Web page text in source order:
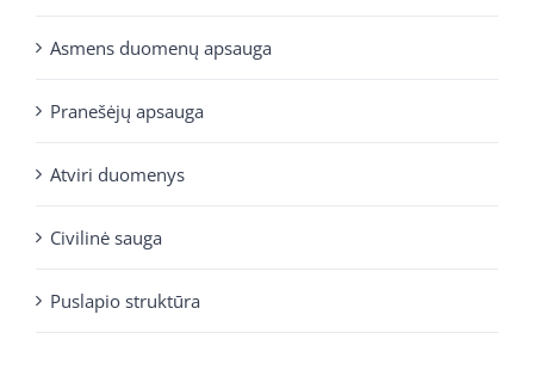
Asmens duomenų apsauga
Pranešėjų apsauga
Atviri duomenys
Civilinė sauga
Puslapio struktūra